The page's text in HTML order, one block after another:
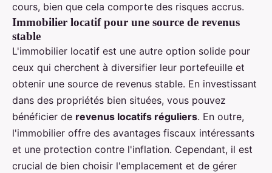
cours, bien que cela comporte des risques accrus.
Immobilier locatif pour une source de revenus
stable
L'immobilier locatif est une autre option solide pour
ceux qui cherchent à diversifier leur portefeuille et
obtenir une source de revenus stable. En investissant
dans des propriétés bien situées, vous pouvez
bénéficier de revenus locatifs réguliers. En outre,
l'immobilier offre des avantages fiscaux intéressants
et une protection contre l'inflation. Cependant, il est
crucial de bien choisir l'emplacement et de gérer